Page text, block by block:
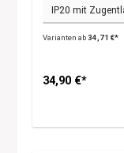
Varianten ab34,71 €*
34,90 €*